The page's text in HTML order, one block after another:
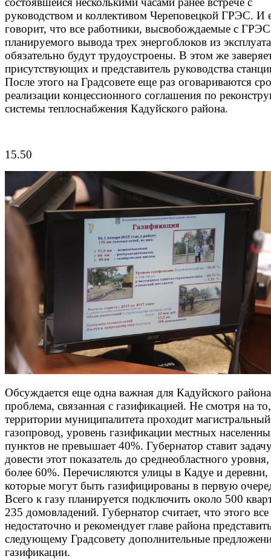
руководством и коллективом Череповецкой ГРЭС. И
говорит, что все работники, высвобождаемые с
планируемого вывода трех энергоблоков из
обязательно будут трудоустроены. В этом же
присутствующих и представитель руководства
После этого на Градсовете еще раз оговариваются
реализации концессионного соглашения по
системы теплоснабжения Кадуйского района.
15.50
Обсуждается еще одна важная для Кадуйского района
проблема, связанная с газификацией. Не смотря на
территории муниципалитета проходит магистральный
газопровод, уровень газификации местных
пунктов не превышает 40%. Губернатор ставит
довести этот показатель до среднеобластного
более 60%. Перечисляются улицы в Кадуе и деревни,
которые могут быть газифицированы в первую
Всего к газу планируется подключить около 500
235 домовладений. Губернатор считает, что этого
недостаточно и рекомендует главе района
следующему Градсовету дополнительные
газификации.